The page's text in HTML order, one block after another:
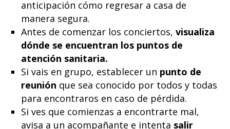
anticipación cómo regresar a casa de
manera segura.
Antes de comenzar los conciertos,visualiza
dónde se encuentran los puntos de
atención sanitaria.
Si vais en grupo, establecer un punto de
reunión que sea conocido por todos y todas
para encontraros en caso de pérdida.
Si ves que comienzas a encontrarte mal,
avisa a un acompañante e intenta salir